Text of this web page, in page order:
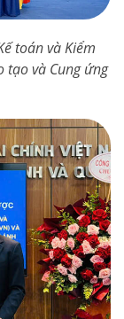
toán và Kiểm
tạo và Cung ứng